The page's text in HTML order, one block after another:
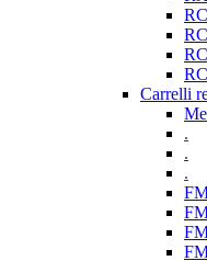
Carrelli
.
.
.